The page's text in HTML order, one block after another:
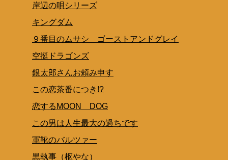
岸辺の唄シリーズ
キングダム
９番目のムサシ ゴーストアンドグレイ
空挺ドラゴンズ
銀太郎さんお頼み申す
この恋茶番につき!?
恋するMOON DOG
この男は人生最大の過ちです
軍靴のバルツァー
黒執事（枢やな）